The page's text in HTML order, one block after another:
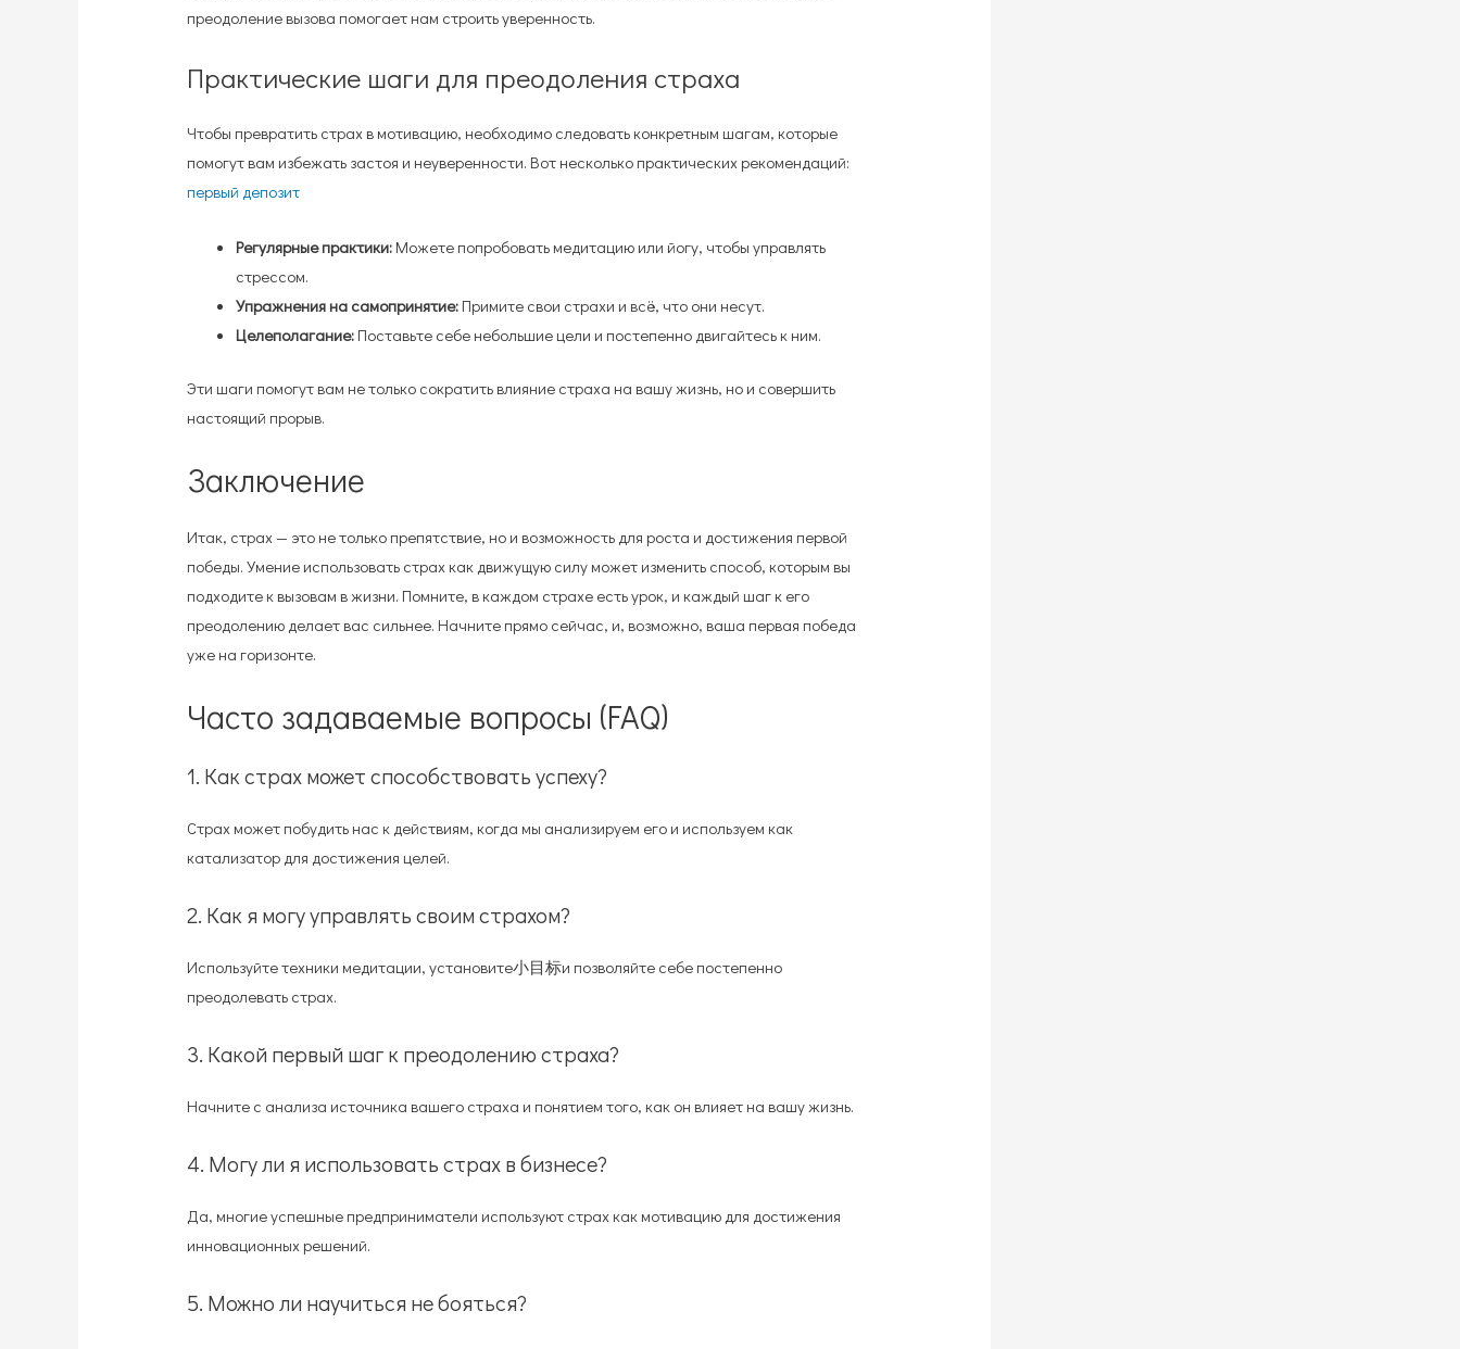
преодоление вызова помогает нам строить уверенность.
Практические шаги для преодоления страха
Чтобы превратить страх в мотивацию, необходимо следовать конкретным шагам, которые
помогут вам избежать застоя и неуверенности. Вот несколько практических рекомендаций:
первый депозит
Регулярные практики: Можете попробовать медитацию или йогу, чтобы управлять
стрессом.
Упражнения на самопринятие: Примите свои страхи и всё, что они несут.
Целеполагание: Поставьте себе небольшие цели и постепенно двигайтесь к ним.
Эти шаги помогут вам не только сократить влияние страха на вашу жизнь, но и совершить
настоящий прорыв.
Заключение
Итак, страх — это не только препятствие, но и возможность для роста и достижения первой
победы. Умение использовать страх как движущую силу может изменить способ, которым вы
подходите к вызовам в жизни. Помните, в каждом страхе есть урок, и каждый шаг к его
преодолению делает вас сильнее. Начните прямо сейчас, и, возможно, ваша первая победа
уже на горизонте.
Часто задаваемые вопросы (FAQ)
1. Как страх может способствовать успеху?
Страх может побудить нас к действиям, когда мы анализируем его и используем как
катализатор для достижения целей.
2. Как я могу управлять своим страхом?
Используйте техники медитации, установите小目标и позволяйте себе постепенно
преодолевать страх.
3. Какой первый шаг к преодолению страха?
Начните с анализа источника вашего страха и понятием того, как он влияет на вашу жизнь.
4. Могу ли я использовать страх в бизнесе?
Да, многие успешные предприниматели используют страх как мотивацию для достижения
инновационных решений.
5. Можно ли научиться не бояться?